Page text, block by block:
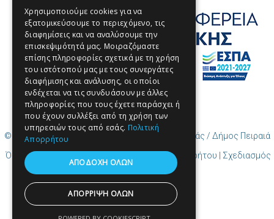
© Copyright Περιεχόμενο Χρηστών (UGC) Πειραιάς / Δήμος Πειραιά
Όροι χρήσης | Πολιτική Cookies | Πολιτική Απορρήτου | Σχεδιασμός
και δημιουργία από Cosmote
GREEK
Χρησιμοποιούμε cookies για να
εξατομικεύσουμε το περιεχόμενο, τις
διαφημίσεις και να αναλύσουμε την
επισκεψιμότητά μας. Μοιραζόμαστε
επίσης πληροφορίες σχετικά με τη χρήση
του ιστότοπού μας με τους συνεργάτες
διαφήμισης και ανάλυσης, οι οποίοι
ενδέχεται να τις συνδυάσουν με άλλες
πληροφορίες που τους έχετε παράσχει ή
που έχουν συλλέξει από τη χρήση των
υπηρεσιών τους από εσάς. Πολιτική
Απορρήτου
ΑΠΟΔΟΧΉ ΌΛΩΝ
ΑΠΌΡΡΙΨΗ ΌΛΩΝ